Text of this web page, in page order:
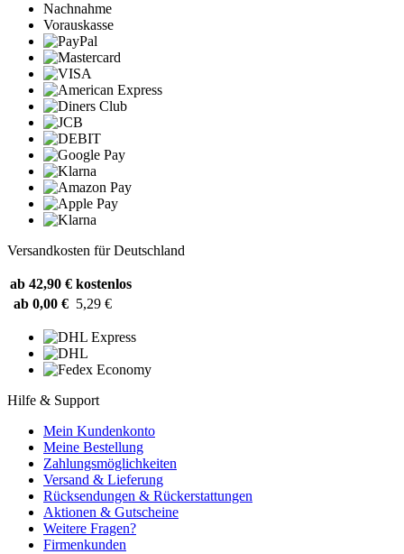
Nachnahme
Vorauskasse
Versandkosten für Deutschland
ab 42,90 € kostenlos
ab 0,00 € 5,29 €
Hilfe & Support
Mein Kundenkonto
Meine Bestellung
Zahlungsmöglichkeiten
Versand & Lieferung
Rücksendungen & Rückerstattungen
Aktionen & Gutscheine
Weitere Fragen?
Firmenkunden